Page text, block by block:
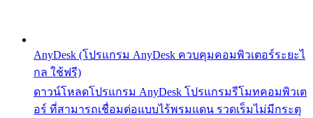
AnyDesk (โปรแกรม AnyDesk ควบคุมคอมพิวเตอร์ระยะไ
กล ใช้ฟรี)
ดาวน์โหลดโปรแกรม AnyDesk โปรแกรมรีโมทคอมพิวเต
อร์ ที่สามารถเชื่อมต่อแบบไร้พรมแดน รวดเร็มไม่มีกระตุ